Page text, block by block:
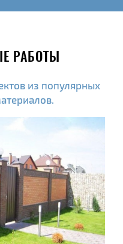
РАБОТЫ
из популярных